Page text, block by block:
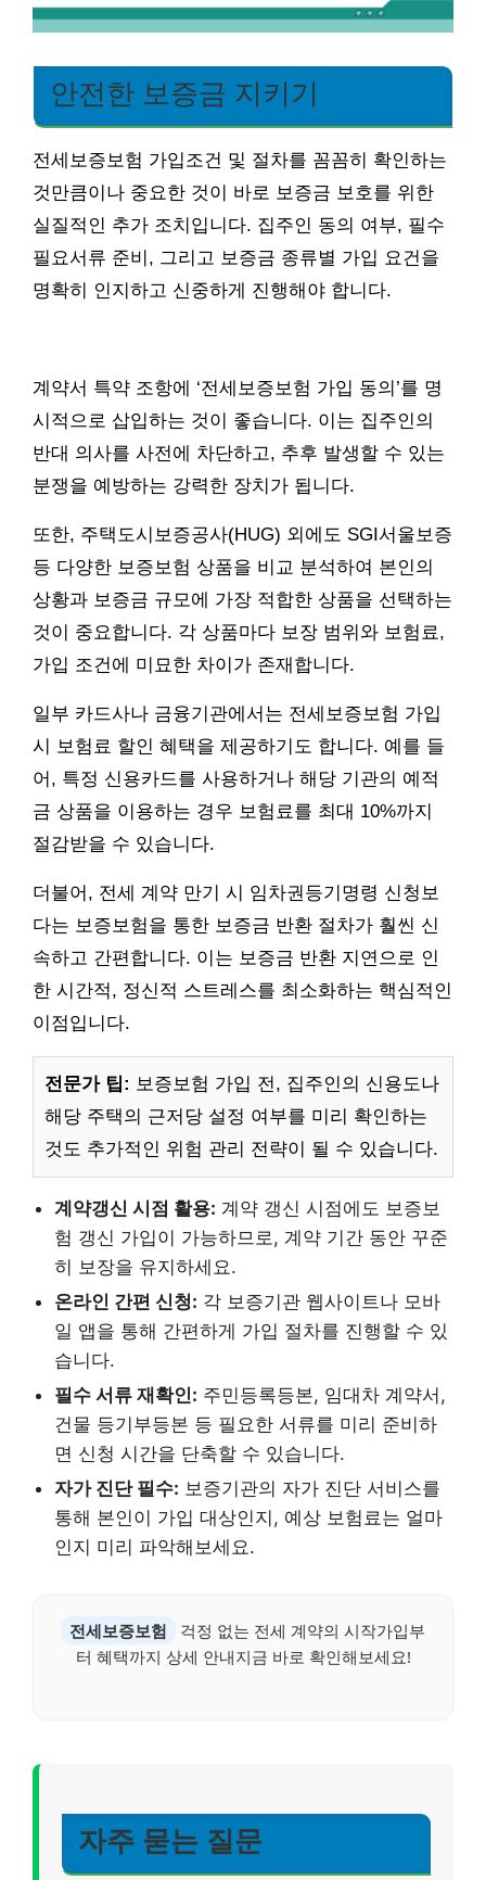
안전한 보증금 지키기
전세보증보험 가입조건 및 절차를 꼼꼼히 확인하는
것만큼이나 중요한 것이 바로 보증금 보호를 위한
실질적인 추가 조치입니다. 집주인 동의 여부, 필수
필요서류 준비, 그리고 보증금 종류별 가입 요건을
명확히 인지하고 신중하게 진행해야 합니다.
계약서 특약 조항에 ‘전세보증보험 가입 동의’를 명
시적으로 삽입하는 것이 좋습니다. 이는 집주인의
반대 의사를 사전에 차단하고, 추후 발생할 수 있는
분쟁을 예방하는 강력한 장치가 됩니다.
또한, 주택도시보증공사(HUG) 외에도 SGI서울보증
등 다양한 보증보험 상품을 비교 분석하여 본인의
상황과 보증금 규모에 가장 적합한 상품을 선택하는
것이 중요합니다. 각 상품마다 보장 범위와 보험료,
가입 조건에 미묘한 차이가 존재합니다.
일부 카드사나 금융기관에서는 전세보증보험 가입
시 보험료 할인 혜택을 제공하기도 합니다. 예를 들
어, 특정 신용카드를 사용하거나 해당 기관의 예적
금 상품을 이용하는 경우 보험료를 최대 10%까지
절감받을 수 있습니다.
더불어, 전세 계약 만기 시 임차권등기명령 신청보
다는 보증보험을 통한 보증금 반환 절차가 훨씬 신
속하고 간편합니다. 이는 보증금 반환 지연으로 인
한 시간적, 정신적 스트레스를 최소화하는 핵심적인
이점입니다.
전문가 팁: 보증보험 가입 전, 집주인의 신용도나
해당 주택의 근저당 설정 여부를 미리 확인하는
것도 추가적인 위험 관리 전략이 될 수 있습니다.
계약갱신 시점 활용: 계약 갱신 시점에도 보증보
험 갱신 가입이 가능하므로, 계약 기간 동안 꾸준
히 보장을 유지하세요.
온라인 간편 신청: 각 보증기관 웹사이트나 모바
일 앱을 통해 간편하게 가입 절차를 진행할 수 있
습니다.
필수 서류 재확인: 주민등록등본, 임대차 계약서,
건물 등기부등본 등 필요한 서류를 미리 준비하
면 신청 시간을 단축할 수 있습니다.
자가 진단 필수: 보증기관의 자가 진단 서비스를
통해 본인이 가입 대상인지, 예상 보험료는 얼마
인지 미리 파악해보세요.
전세보증보험
걱정 없는 전세 계약의 시작가입부
터 혜택까지 상세 안내지금 바로 확인해보세요!
자주 묻는 질문